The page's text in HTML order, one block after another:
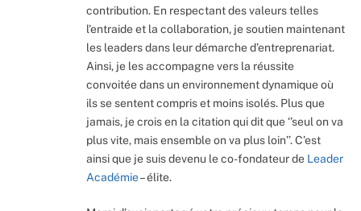
contribution. En respectant des valeurs telles
l’entraide et la collaboration, je soutien maintenant
les leaders dans leur démarche d’entreprenariat.
Ainsi, je les accompagne vers la réussite
convoitée dans un environnement dynamique où
ils se sentent compris et moins isolés. Plus que
jamais, je crois en la citation qui dit que ‘’seul on va
plus vite, mais ensemble on va plus loin’’. C’est
ainsi que je suis devenu le co-fondateur de Leader
Académie– élite.